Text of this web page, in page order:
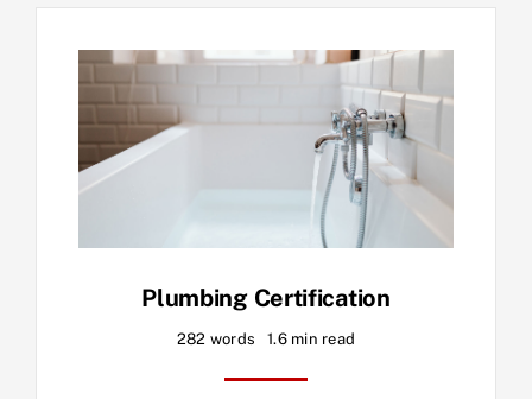
Plumbing Certification
282 words 1.6 min read